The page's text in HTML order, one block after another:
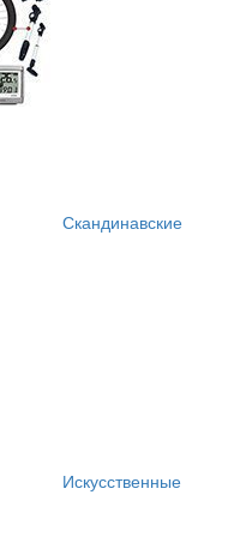
Скандинавские
Искусственные